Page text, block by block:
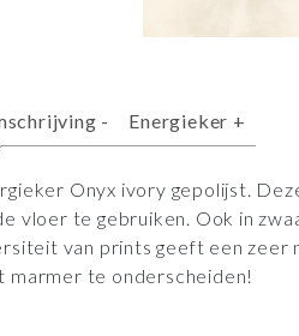
- Energieker +
Onyx ivory gepolijst.
vloer te gebruiken. Ook in
van prints geeft een zeer
marmer te onderscheiden!